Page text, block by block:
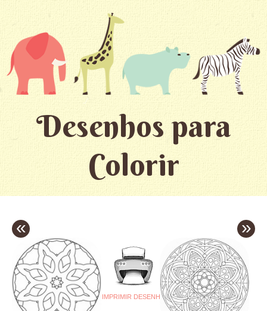
Desenhos para
Colorir
«
IMPRIMIR DESENHO
»